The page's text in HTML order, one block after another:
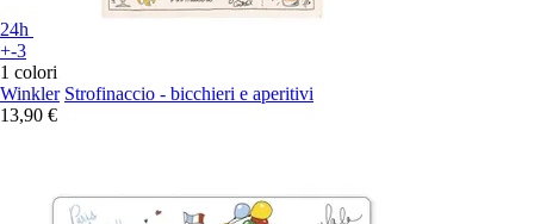
24h
+-3
1 colori
Winkler Strofinaccio - bicchieri e aperitivi
13,90 €